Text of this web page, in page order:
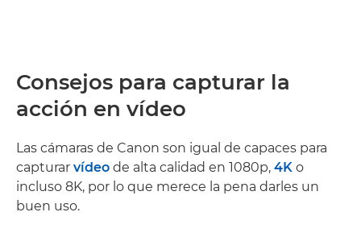
Consejos para capturar la
acción en vídeo
Las cámaras de Canon son igual de capaces para
capturar vídeo de alta calidad en 1080p, 4K o
incluso 8K, por lo que merece la pena darles un
buen uso.